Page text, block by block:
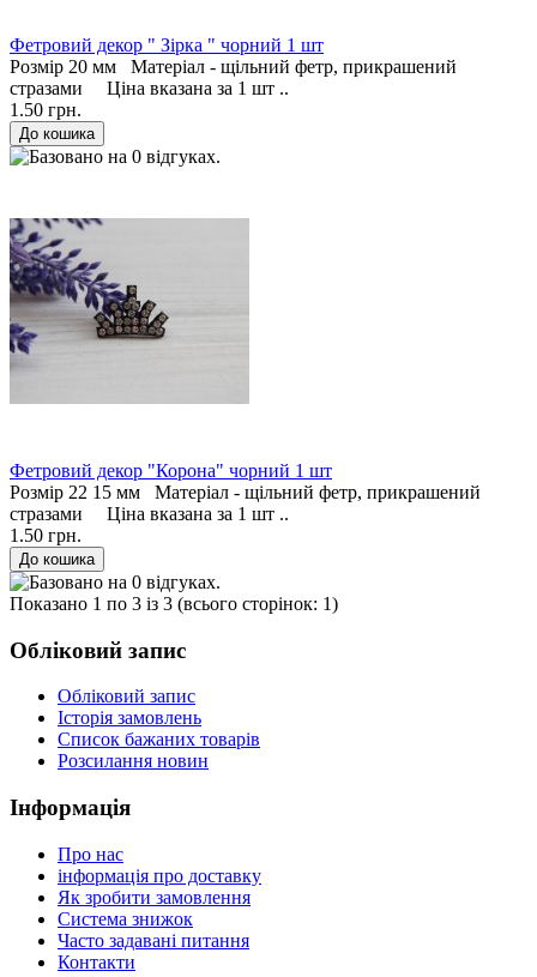
Фетровий декор " Зірка " чорний 1 шт
Розмір 20 мм Матеріал - щільний фетр, прикрашений
стразами Ціна вказана за 1 шт ..
1.50 грн.
Фетровий декор "Корона" чорний 1 шт
Розмір 22 15 мм Матеріал - щільний фетр, прикрашений
стразами Ціна вказана за 1 шт ..
1.50 грн.
Показано 1 по 3 із 3 (всього сторінок: 1)
Обліковий запис
Обліковий запис
Історія замовлень
Список бажаних товарів
Розсилання новин
Інформація
Про нас
інформація про доставку
Як зробити замовлення
Система знижок
Часто задавані питання
Контакти